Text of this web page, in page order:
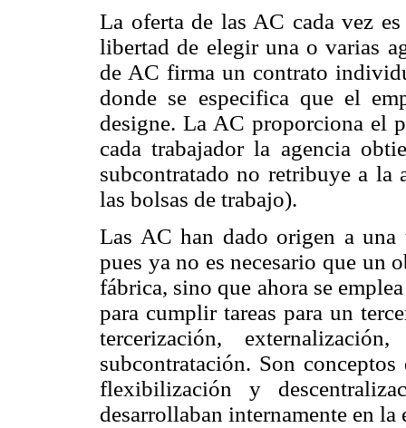
La oferta de las AC cada vez
libertad de elegir una o varias
de AC firma un contrato
donde se especifica que el
designe. La AC proporciona el
cada trabajador la agencia
subcontratado no retribuye a la
las bolsas de trabajo).
Las AC han dado origen a una
pues ya no es necesario que un
fábrica, sino que ahora se
para cumplir tareas para un
tercerización,
subcontratación. Son
flexibilización y
desarrollaban internamente en la